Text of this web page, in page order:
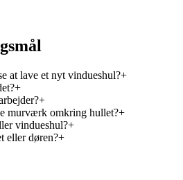
at lave et nyt vindueshul?+
+
+
murværk omkring hullet?+
vindueshul?+
eller døren?+